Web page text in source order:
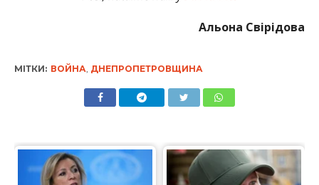
Альона Свірідова
МІТКИ: ВОЙНА, ДНЕПРОПЕТРОВЩИНА